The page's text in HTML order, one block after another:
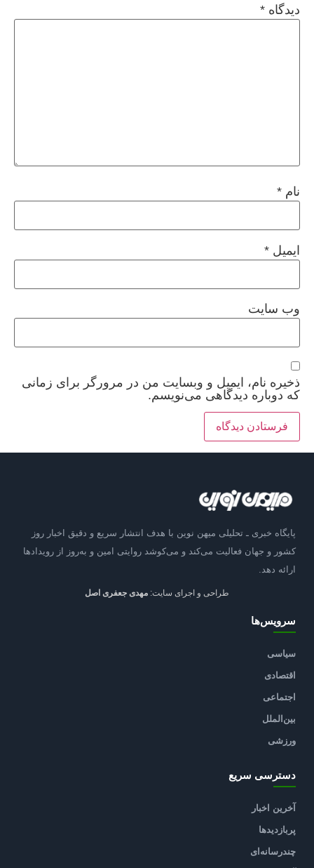
دیدگاه *
نام *
ایمیل *
وب‌ سایت
ذخیره نام، ایمیل و وبسایت من در مرورگر برای زمانی
که دوباره دیدگاهی می‌نویسم.
پایگاه خبری ـ تحلیلی میهن نوین با هدف انتشار سریع و دقیق اخبار روز
کشور و جهان فعالیت می‌کند و می‌کوشد روایتی امین و به‌روز از رویدادها
ارائه دهد.
طراحی و اجرای سایت: مهدی جعفری اصل
سرویس‌ها
سیاسی
اقتصادی
اجتماعی
بین‌الملل
ورزشی
دسترسی سریع
آخرین اخبار
پربازدیدها
چندرسانه‌ای